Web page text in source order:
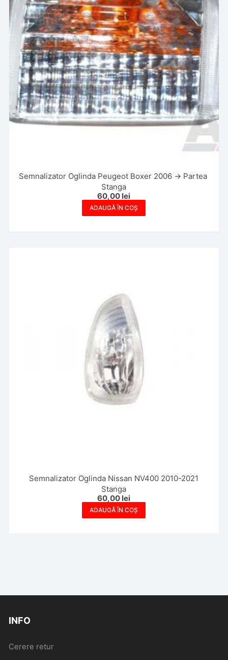
Semnalizator Oglinda Peugeot Boxer 2006 -> Partea
Stanga
60,00 lei
ADAUGĂ ÎN COȘ
Semnalizator Oglinda Nissan NV400 2010-2021
Stanga
60,00 lei
ADAUGĂ ÎN COȘ
INFO
Cerere retur